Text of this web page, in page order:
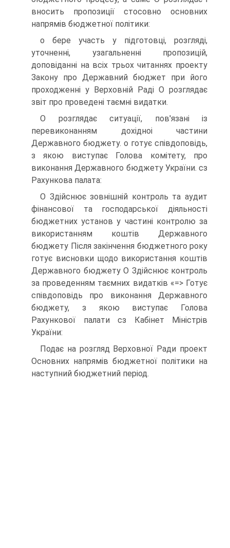
вносить пропозиції стосовно основних
напрямів бюджетної політики:
о бере участь у підготовці, розгляді,
уточненні, узагальненні пропозицій,
доповіданні на всіх трьох читаннях проекту
Закону про Державний бюджет при його
проходженні у Верховній Раді О розглядає
звіт про проведені таємні видатки.
О розглядає ситуації, пов'язані із
перевиконанням дохідноі частини
Державного бюджету. о готує співдоповідь,
з якою виступає Голова комітету, про
виконання Державного бюджету України. сз
Рахункова палата:
О Здійснює зовнішній контроль та аудит
фінансової та господарської діяльності
бюджетних установ у частині контролю за
використанням коштів Державного
бюджету Після закінчення бюджетного року
готує висновки щодо використання коштів
Державного бюджету О Здійснює контроль
за проведенням таємних видатків «=> Готує
співдоповідь про виконання Державного
бюджету, з якою виступає Голова
Рахункової палати сз Кабінет Міністрів
України:
Подає на розгляд Верховної Ради проект
Основних напрямів бюджетної політики на
наступний бюджетний період.